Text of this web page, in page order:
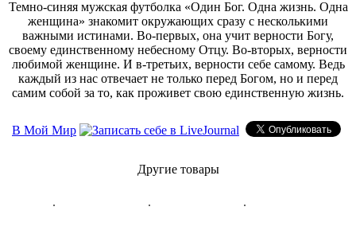
Темно-синяя мужская футболка «Один Бог. Одна жизнь. Одна
женщина» знакомит окружающих сразу с несколькими
важными истинами. Во-первых, она учит верности Богу,
своему единственному небесному Отцу. Во-вторых, верности
любимой женщине. И в-третьих, верности себе самому. Ведь
каждый из нас отвечает не только перед Богом, но и перед
самим собой за то, как проживет свою единственную жизнь.
В Мой Мир
Другие товары